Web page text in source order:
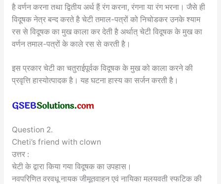
है वर्णन करना तथा द्वितीय अर्थ हैं रंग करना, रंगना या रंग भरना। जैसे ही
विदूषक नेत्र बन्द करते है चेटी तमाल-पत्रों को निचोडकर उनके श्याम
रस से विदूषक का मुख काला कर देती है अर्थात् चेटी विदूषक के मुख का
वर्णन तमाल-पत्रों के काले रस से करती है।
इस प्रकार चेटी का चतुराईपूर्वक विदूषक के मुख को काला करने की
प्रवृत्ति हास्योत्पादक है। यह घटना हास्य का सर्जन करती है।
Question 2.
Cheti’s friend with clown
उत्तर :
चेटी के द्वारा किया गया विदूषक का उपहास।
नवपरिणित वरवधू नायक जीमूतवाहन एवं नायिका मलयवती स्फटिक की